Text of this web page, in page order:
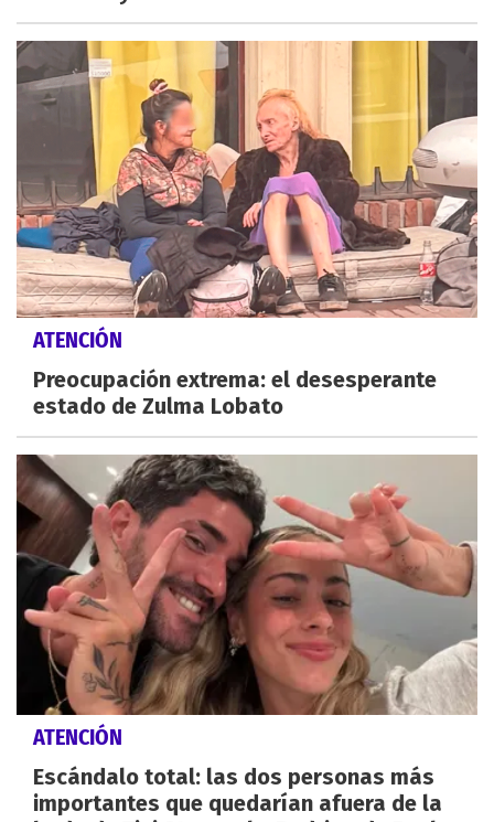
ATENCIÓN
Preocupación extrema: el desesperante
estado de Zulma Lobato
ATENCIÓN
Escándalo total: las dos personas más
importantes que quedarían afuera de la